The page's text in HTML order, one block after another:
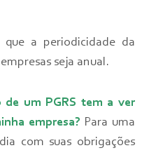
a periodicidade da
seja anual.
de um PGRS tem a ver
empresa? Para uma
com suas obrigações